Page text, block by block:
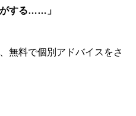
がする……」
無料で個別アドバイスをさ